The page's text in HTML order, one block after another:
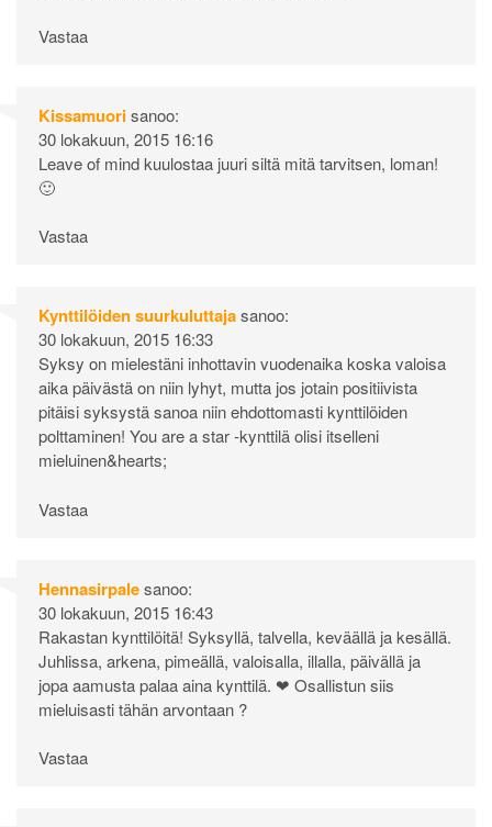
Vastaa
Kissamuorisanoo:
30 lokakuun, 2015 16:16
Leave of mind kuulostaa juuri siltä mitä tarvitsen, loman!
🙂
Vastaa
Kynttilöiden suurkuluttajasanoo:
30 lokakuun, 2015 16:33
Syksy on mielestäni inhottavin vuodenaika koska valoisa
aika päivästä on niin lyhyt, mutta jos jotain positiivista
pitäisi syksystä sanoa niin ehdottomasti kynttilöiden
polttaminen! You are a star -kynttilä olisi itselleni
mieluinen&hearts;
Vastaa
Hennasirpalesanoo:
30 lokakuun, 2015 16:43
Rakastan kynttilöitä! Syksyllä, talvella, keväällä ja kesällä.
Juhlissa, arkena, pimeällä, valoisalla, illalla, päivällä ja
jopa aamusta palaa aina kynttilä. ❤ Osallistun siis
mieluisasti tähän arvontaan ?
Vastaa